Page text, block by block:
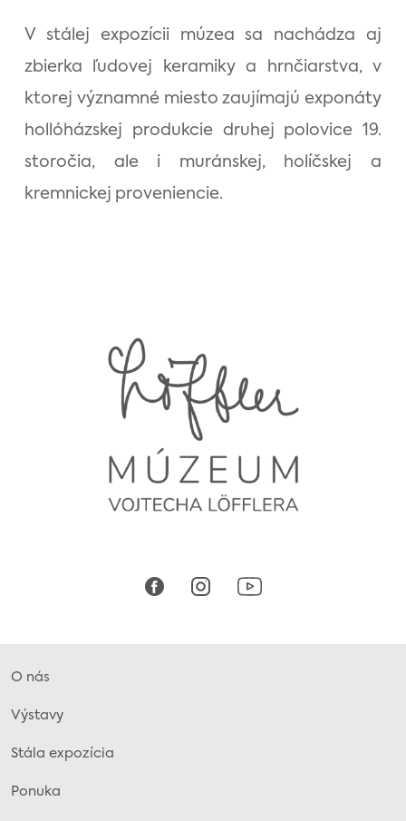
V stálej expozícii múzea sa nachádza aj
zbierka ľudovej keramiky a hrnčiarstva, v
ktorej významné miesto zaujímajú exponáty
hollóházskej produkcie druhej polovice 19.
storočia, ale i muránskej, holíčskej a
kremnickej proveniencie.
O nás
Výstavy
Stála expozícia
Ponuka